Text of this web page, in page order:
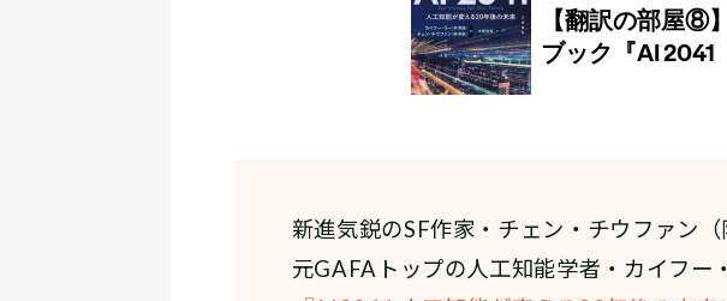
新進気鋭のSF作家・チェン・チウファン
元GAFAトップの人工知能学者・カイフ